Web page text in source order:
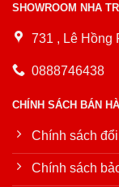
SHOWROOM NHA
731 , Lê Hồng
0888746438
CHÍNH SÁCH BÁN
Chính sách
Chính sách